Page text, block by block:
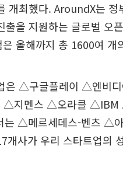
개최했다. AroundX는
출을 지원하는 글로벌 오
올해까지 총 1600여 개
은 △구글플레이 △엔비
△지멘스 △오라클
는 △메르세데스-벤츠 △
개사가 우리 스타트업의